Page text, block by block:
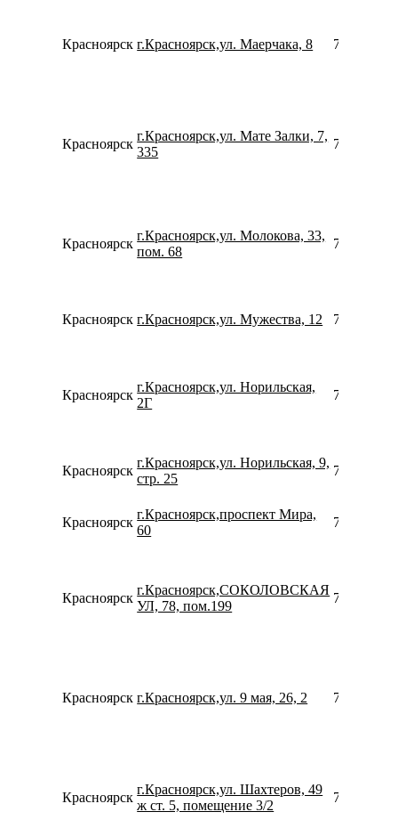
Красноярск г.Красноярск,ул. Маерчака, 8
Красноярск
г.Красноярск,ул. Мате Залки, 7,
335
Красноярск
г.Красноярск,ул. Молокова, 33,
пом. 68
Красноярск г.Красноярск,ул. Мужества, 12
Красноярск
г.Красноярск,ул. Норильская,
2Г
Красноярск
г.Красноярск,ул. Норильская, 9,
стр. 25
Красноярск
г.Красноярск,проспект Мира,
60
Красноярск
г.Красноярск,СОКОЛОВСКАЯ
УЛ, 78, пом.199
Красноярск г.Красноярск,ул. 9 мая, 26, 2
Красноярск
г.Красноярск,ул. Шахтеров, 49
ж ст. 5, помещение 3/2